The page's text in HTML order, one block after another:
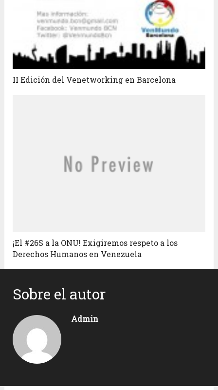
II Edición del Venetworking en Barcelona
¡El #26S a la ONU! Exigiremos respeto a los
Derechos Humanos en Venezuela
Sobre el autor
Admin